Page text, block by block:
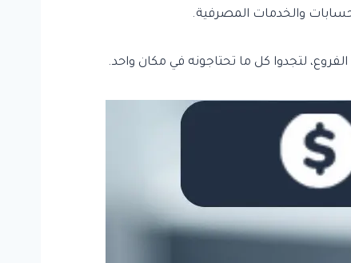
والخدمات المصرفية.
لتجدوا كل ما تحتاجونه في مكان واحد.